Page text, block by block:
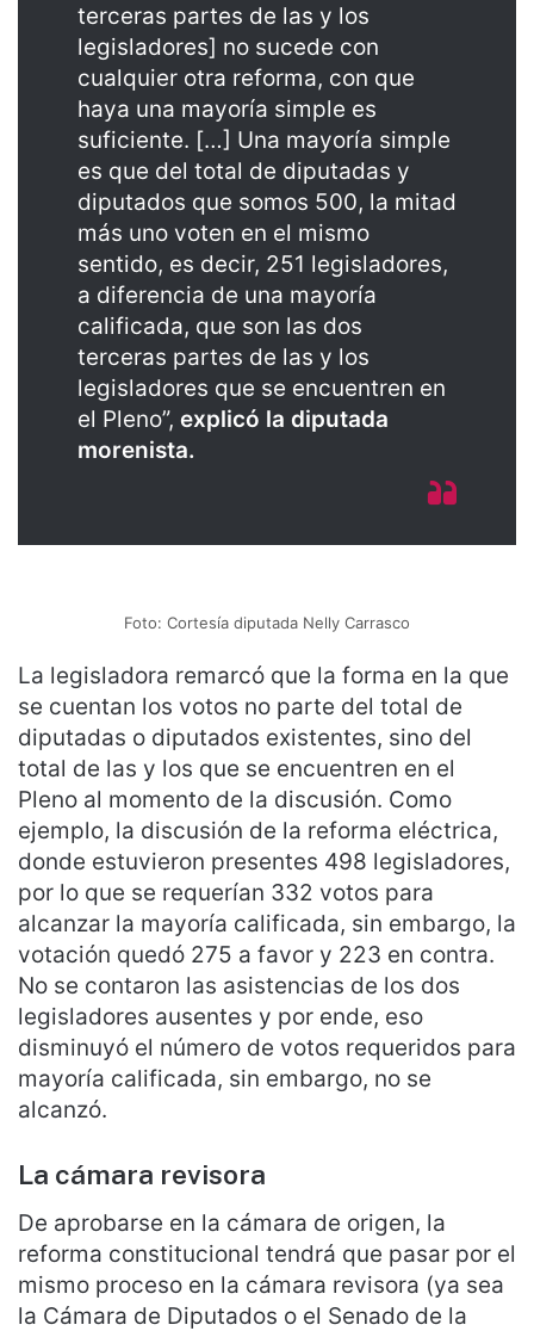
terceras partes de las y los
legisladores] no sucede con
cualquier otra reforma, con que
haya una mayoría simple es
suficiente. […] Una mayoría simple
es que del total de diputadas y
diputados que somos 500, la mitad
más uno voten en el mismo
sentido, es decir, 251 legisladores,
a diferencia de una mayoría
calificada, que son las dos
terceras partes de las y los
legisladores que se encuentren en
el Pleno”, explicó la diputada
morenista.
Foto: Cortesía diputada Nelly Carrasco
La legisladora remarcó que la forma en la que
se cuentan los votos no parte del total de
diputadas o diputados existentes, sino del
total de las y los que se encuentren en el
Pleno al momento de la discusión. Como
ejemplo, la discusión de la reforma eléctrica,
donde estuvieron presentes 498 legisladores,
por lo que se requerían 332 votos para
alcanzar la mayoría calificada, sin embargo, la
votación quedó 275 a favor y 223 en contra.
No se contaron las asistencias de los dos
legisladores ausentes y por ende, eso
disminuyó el número de votos requeridos para
mayoría calificada, sin embargo, no se
alcanzó.
La cámara revisora
De aprobarse en la cámara de origen, la
reforma constitucional tendrá que pasar por el
mismo proceso en la cámara revisora (ya sea
la Cámara de Diputados o el Senado de la